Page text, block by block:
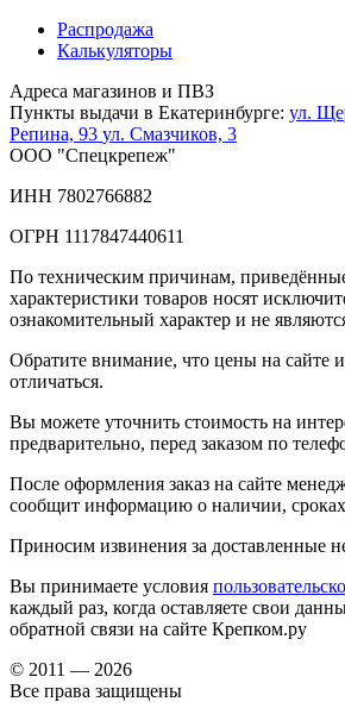
Распродажа
Калькуляторы
Адреса магазинов и ПВЗ
Пункты выдачи в Екатеринбурге: ул.
Репина, 93 ул. Смазчиков, 3
ООО "Спецкрепеж"
ИНН 7802766882
ОГРН 1117847440611
По техническим причинам,
характеристики товаров носят
ознакомительный характер и не
Обратите внимание, что цены на сайте
отличаться.
Вы можете уточнить стоимость на
предварительно, перед заказом по
После оформления заказ на сайте
сообщит информацию о наличии,
Приносим извинения за доставленные
Вы принимаете условия
каждый раз, когда оставляете свои
обратной связи на сайте Крепком.ру
© 2011 — 2026
Все права защищены